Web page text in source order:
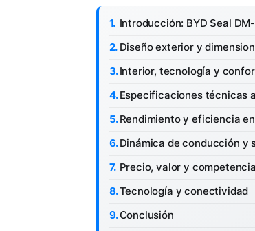
Introducción: BYD Seal
Diseño exterior y
Interior, tecnología y
Especificaciones técnicas
Rendimiento y eficiencia
Dinámica de conducción y
Precio, valor y competencia
Tecnología y conectividad
Conclusión